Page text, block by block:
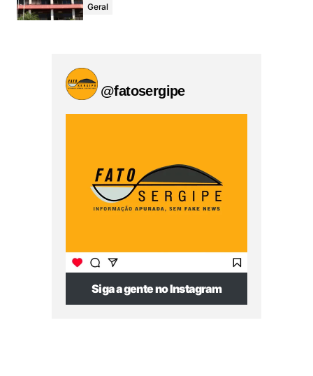
Geral
@fatosergipe
Siga a gente no Instagram